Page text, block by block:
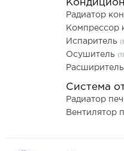
Радиатор
Компрессор
Испаритель
Осушитель
Система
Радиатор
Вентилятор